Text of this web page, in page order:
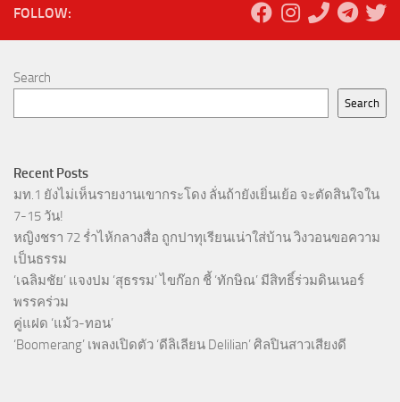
FOLLOW:
Search
Search
Recent Posts
มท.1 ยังไม่เห็นรายงานเขากระโดง ลั่นถ้ายังเยิ่นเย้อ จะตัดสินใจใน
7-15 วัน!
หญิงชรา 72 ร่ำไห้กลางสื่อ ถูกปาทุเรียนเน่าใส่บ้าน วิงวอนขอความ
เป็นธรรม
‘เฉลิมชัย’ แจงปม ‘สุธรรม’ ไขก๊อก ชี้ ‘ทักษิณ’ มีสิทธิ์ร่วมดินเนอร์
พรรคร่วม
คู่แฝด ‘แม้ว-ทอน’
‘Boomerang’ เพลงเปิดตัว ‘ดีลิเลียน Delilian’ ศิลปินสาวเสียงดี